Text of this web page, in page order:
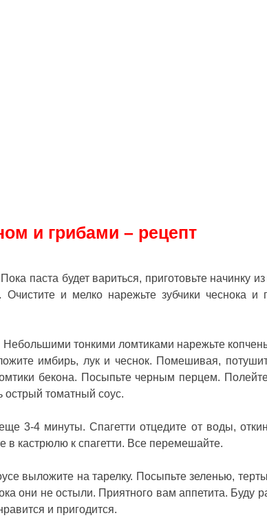
и грибами – рецепт
паста будет вариться, приготовьте начинку
и мелко нарежьте зубчики чеснока и
тонкими ломтиками нарежьте
имбирь, лук и чеснок. Помешивая,
бекона. Посыпьте черным перцем.
томатный соус.
3-4 минуты. Спагетти отцедите от воды,
в кастрюлю к спагетти. Все перемешайте.
выложите на тарелку. Посыпьте зеленью,
они не остыли. Приятного вам аппетита. Буду
и пригодится.